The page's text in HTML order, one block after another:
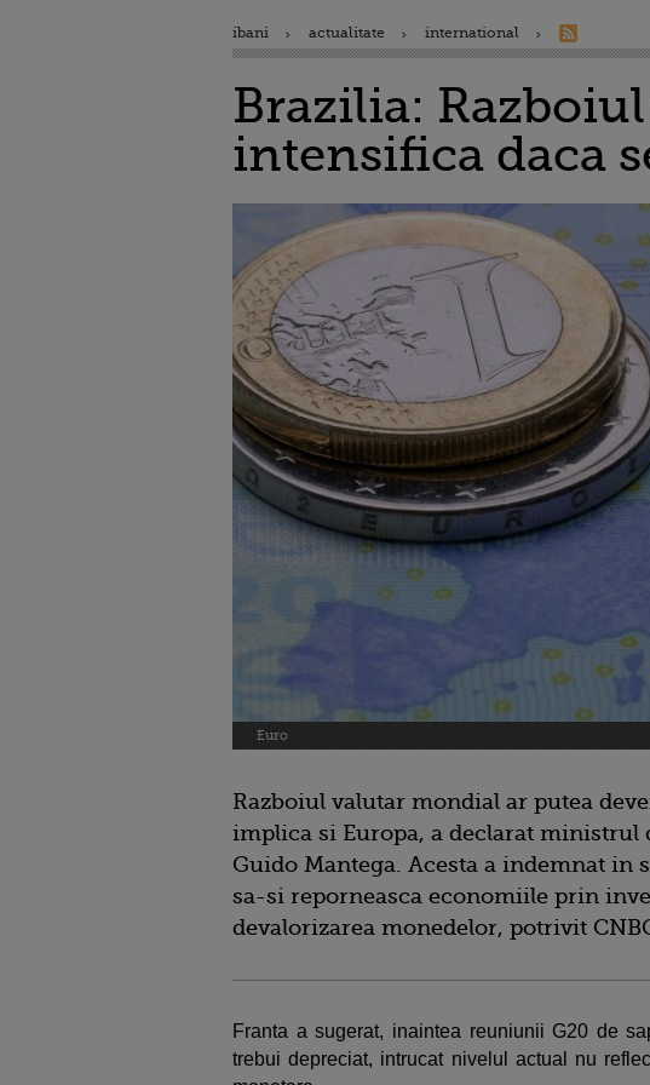
ibani actualitate international
Brazilia:
intensifica daca
Euro
Razboiul valutar mondial ar putea
implica si Europa, a declarat ministrul
Guido Mantega. Acesta a indemnat in
sa-si reporneasca economiile prin
devalorizarea monedelor, potrivit
Franta a sugerat, inaintea reuniunii G20 de
trebui depreciat, intrucat nivelul actual nu